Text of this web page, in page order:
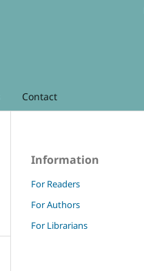
Contact
Information
For Readers
For Authors
For Librarians